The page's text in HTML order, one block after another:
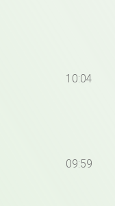
10:04
09:59